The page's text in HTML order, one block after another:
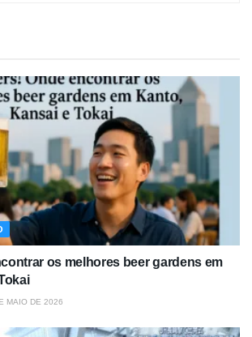
os melhores beer gardens em
MAIO DE 2026